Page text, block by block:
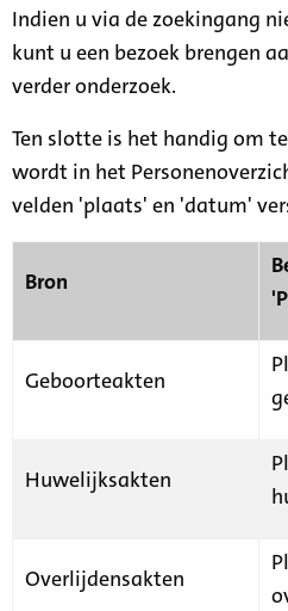
Indien u via de zoekingang
kunt u een bezoek brengen
verder onderzoek.
Ten slotte is het handig om
wordt in het
velden 'plaats' en 'datum'
Bron
Geboorteakten
Huwelijksakten
Overlijdensakten